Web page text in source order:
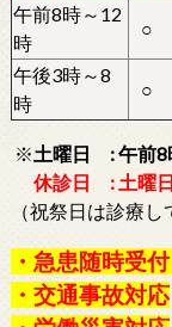
午前8時～12
時
○
午後3時～8
時
○
※土曜日 : 午前8
休診日 : 土曜日
（祝祭日は診療
・急患随時受
・交通事故対応